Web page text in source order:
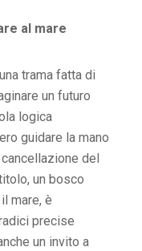
al mare
trama fatta di
un futuro
logica
guidare la mano
del
un bosco
mare, è
precise
un invito a